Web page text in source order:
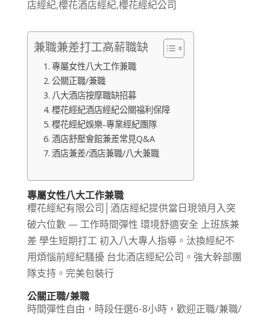
兼職兼差打工高薪職缺
專屬女性八大工作兼職
公關正職/兼職
八大酒店按摩職缺招募
櫻花經紀酒店經紀公關福利保障
櫻花經紀娛樂-專業經紀團隊
酒店舒壓會館兼差常見Q&A
酒店兼差/酒店兼職/八大兼職
專屬女性八大工作兼職
櫻花經紀有限公司│酒店經紀提供當日現領月入突
破六位數 — 工作時間彈性 環境舒適安全 上班族兼
差 學生短期打工 初入八大專人指導。汰換經紀不
用煩惱前經紀騷擾 台北酒店經紀公司。強大幹部團
隊支持。完美包裝行
公關正職/兼職
時間彈性自由，時段任選6-8小時，歡迎正職/兼職/